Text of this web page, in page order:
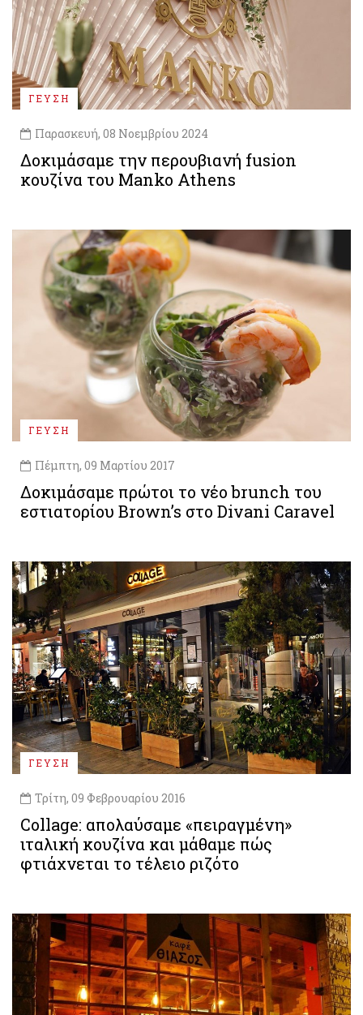
ΓΕΥΣΗ
Παρασκευή, 08 Νοεμβρίου 2024
Δοκιμάσαμε την περουβιανή fusion
κουζίνα του Manko Athens
ΓΕΥΣΗ
Πέμπτη, 09 Μαρτίου 2017
Δοκιμάσαμε πρώτοι το νέο brunch του
εστιατορίου Brown’s στο Divani Caravel
ΓΕΥΣΗ
Τρίτη, 09 Φεβρουαρίου 2016
Collage: απολαύσαμε «πειραγμένη»
ιταλική κουζίνα και μάθαμε πώς
φτιάχνεται το τέλειο ριζότο